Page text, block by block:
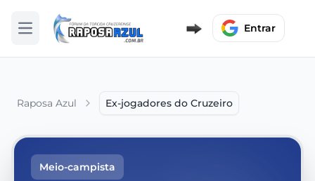
Abrir menu Entrar
Raposa Azul Ex-jogadores do Cruzeiro
Meio-campista